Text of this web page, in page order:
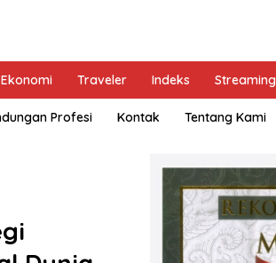
Ekonomi Traveler Indeks Streaming
Profesi Kontak Tentang Kami